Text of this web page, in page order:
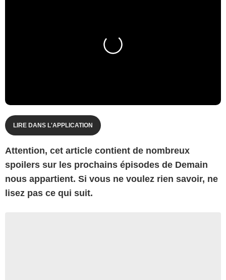
LIRE DANS L'APPLICATION
Attention, cet article contient de nombreux
spoilers sur les prochains épisodes de Demain
nous appartient. Si vous ne voulez rien savoir, ne
lisez pas ce qui suit.